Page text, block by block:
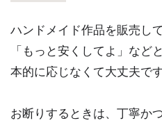
ハンドメイド作品を販売し
「もっと安くしてよ」など
本的に応じなくて大丈夫です
お断りするときは、丁寧か